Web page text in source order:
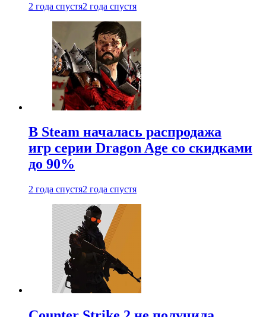
2 года спустя2 года спустя
В Steam началась распродажа
игр серии Dragon Age со скидками
до 90%
2 года спустя2 года спустя